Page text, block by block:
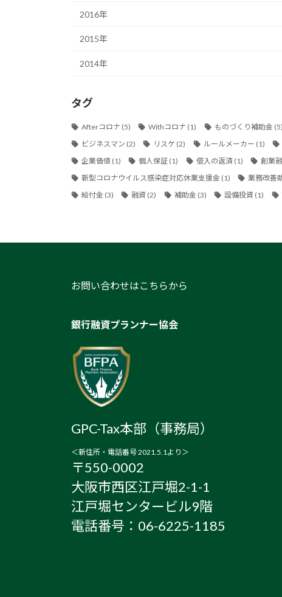
2016年
2015年
2014年
タグ
Afterコロナ(5) Withコロナ (1) ものづくり補助金 (5)
ビジネスマン (2) リスケ (2) ルールメーカー (1)
企業価値(1) 個人保証 (1) 借入の返済(1) 創業
新型コロナウイルス感染症対応休業支援金 (1) 業務改善
給付金 (3) 融資 (2) 補助金 (3) 設備投資 (1)
お問い合わせはこちらから
銀行融資プランナー協会
GPC-Tax本部（事務局）
＜新住所・電話番号 2021.5.1より＞
〒550-0002
大阪市西区江戸堀2-1-1
江戸堀センタービル9階
電話番号：06-6225-1185